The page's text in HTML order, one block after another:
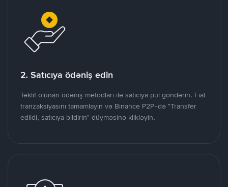
2. Satıcıya ödəniş edin
Təklif olunan ödəniş metodları ilə satıcıya pul göndərin. Fiat
tranzaksiyasını tamamlayın və Binance P2P-də "Transfer
edildi, satıcıya bildirin" düyməsinə klikləyin.